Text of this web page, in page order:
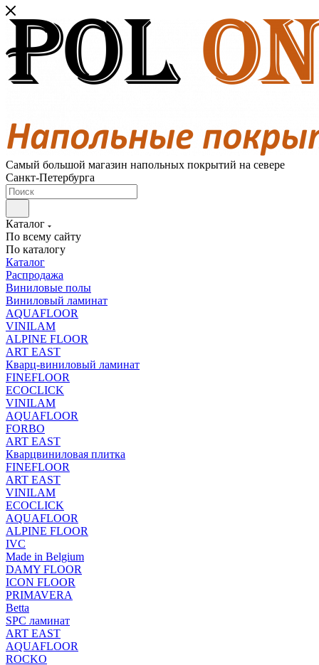
Самый большой магазин напольных покрытий на севере
Санкт-Петербурга
Каталог
По всему сайту
По каталогу
Каталог
Распродажа
Виниловые полы
Виниловый ламинат
AQUAFLOOR
VINILAM
ALPINE FLOOR
ART EAST
Кварц-виниловый ламинат
FINEFLOOR
ECOCLICK
VINILAM
AQUAFLOOR
FORBO
ART EAST
Кварцвиниловая плитка
FINEFLOOR
ART EAST
VINILAM
ECOCLICK
AQUAFLOOR
ALPINE FLOOR
IVC
Made in Belgium
DAMY FLOOR
ICON FLOOR
PRIMAVERA
Betta
SPC ламинат
ART EAST
AQUAFLOOR
ROCKO